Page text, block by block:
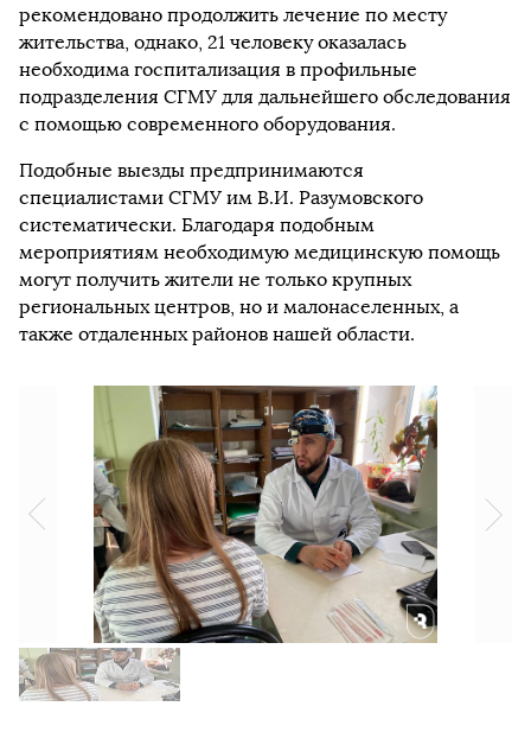
рекомендовано продолжить лечение по месту
жительства, однако, 21 человеку оказалась
необходима госпитализация в профильные
подразделения СГМУ для дальнейшего обследования
с помощью современного оборудования.
Подобные выезды предпринимаются
специалистами СГМУ им В.И. Разумовского
систематически. Благодаря подобным
мероприятиям необходимую медицинскую помощь
могут получить жители не только крупных
региональных центров, но и малонаселенных, а
также отдаленных районов нашей области.